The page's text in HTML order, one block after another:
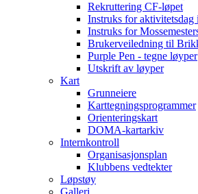
Rekruttering CF-løpet
Instruks for aktivitetsdag
Instruks for
Brukerveiledning til
Purple Pen - tegne løyper
Utskrift av løyper
Kart
Grunneiere
Karttegningsprogrammer
Orienteringskart
DOMA-kartarkiv
Internkontroll
Organisasjonsplan
Klubbens vedtekter
Løpstøy
Galleri